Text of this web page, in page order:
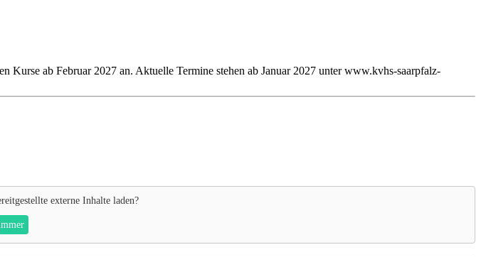
Kurse ab Februar 2027 an. Aktuelle Termine stehen ab Januar 2027 unter www.kvhs-saarpfalz-
externe Inhalte laden?